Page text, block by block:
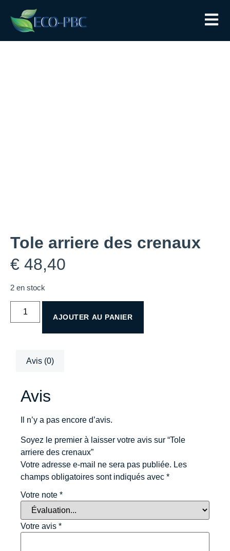
Tole arriere des crenaux
€ 48,40
2 en stock
AJOUTER AU PANIER
Avis (0)
Avis
Il n’y a pas encore d’avis.
Soyez le premier à laisser votre avis sur “Tole
arriere des crenaux”
Votre adresse e-mail ne sera pas publiée. Les
champs obligatoires sont indiqués avec *
Votre note *
Votre avis *